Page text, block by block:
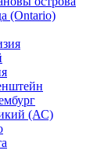
(Ontario)
(АС)